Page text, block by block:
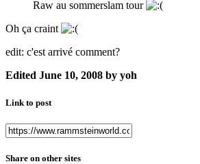
Raw au sommerslam tour
Oh ça craint
edit: c'est arrivé comment?
Edited June 10, 2008 by yoh
Link to post
Share on other sites